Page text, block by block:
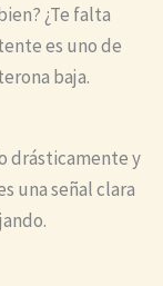
¿Te falta
es uno de
baja.
drásticamente y
una señal clara